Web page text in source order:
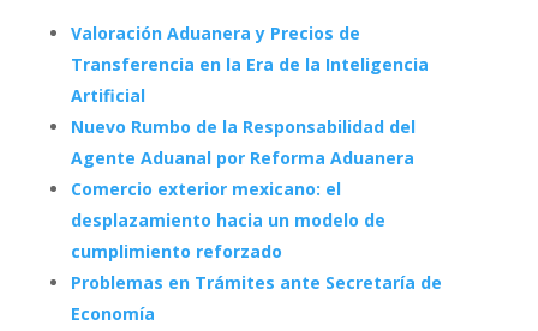
Valoración Aduanera y Precios de
Transferencia en la Era de la Inteligencia
Artificial
Nuevo Rumbo de la Responsabilidad del
Agente Aduanal por Reforma Aduanera
Comercio exterior mexicano: el
desplazamiento hacia un modelo de
cumplimiento reforzado
Problemas en Trámites ante Secretaría de
Economía